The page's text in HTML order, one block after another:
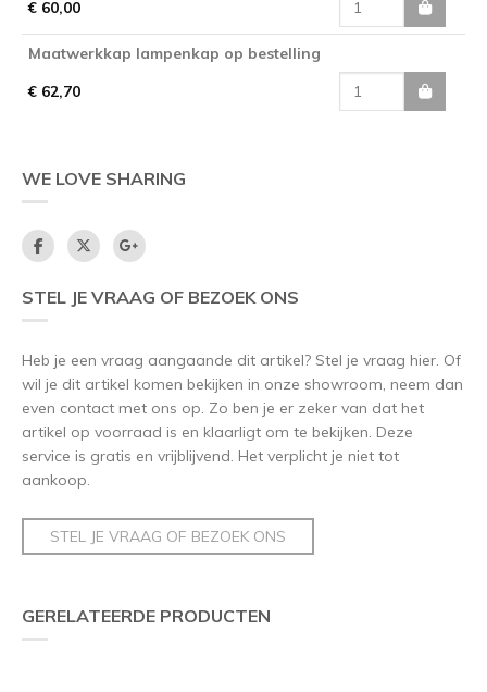
€ 60,00
Maatwerkkap lampenkap op bestelling
€ 62,70
WE LOVE SHARING
STEL JE VRAAG OF BEZOEK ONS
Heb je een vraag aangaande dit artikel? Stel je vraag hier. Of
wil je dit artikel komen bekijken in onze showroom, neem dan
even contact met ons op. Zo ben je er zeker van dat het
artikel op voorraad is en klaarligt om te bekijken. Deze
service is gratis en vrijblijvend. Het verplicht je niet tot
aankoop.
STEL JE VRAAG OF BEZOEK ONS
GERELATEERDE PRODUCTEN